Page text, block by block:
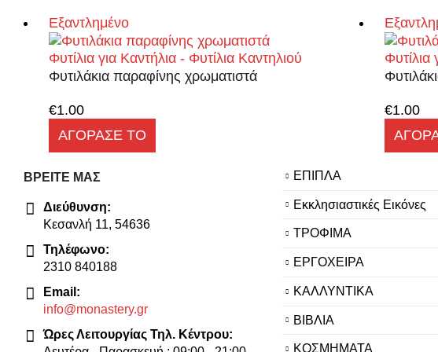
Εξαντλημένο
Φυτίλια για Καντήλια - Φυτίλια Καντηλιού
Φυτιλάκια παραφίνης χρωματιστά
€1.00
ΑΓΟΡΑΣΕ ΤΟ
Φυτίλια
€1.00
ΒΡΕΊΤΕ ΜΑΣ
Διεύθυνση:
Κεσανλή 11, 54636
Τηλέφωνο:
2310 840188
Email:
info@monastery.gr
Ώρες Λειτουργίας Τηλ. Κέντρου:
ΕΠΙΠΛΑ
Εκκλησιαστικές Εικόνες
ΤΡΟΦΙΜΑ
ΕΡΓΟΧΕΙΡΑ
ΚΑΛΛΥΝΤΙΚΑ
ΒΙΒΛΙΑ
ΚΟΣΜΗΜΑΤΑ